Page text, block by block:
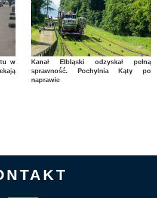
w
Kanał Elbląski odzyskał pełną
sprawność. Pochylnia Kąty po
naprawie